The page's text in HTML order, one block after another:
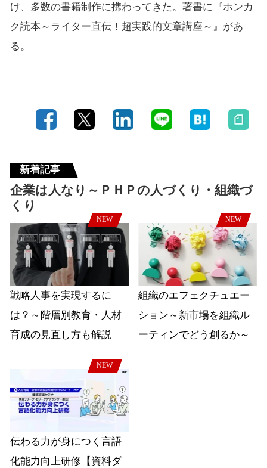
け、多数の書籍制作に携わってきた。著書に『ホンカ
ク読本～ライター直伝！超実践的文章講座～』があ
る。
新着記事
企業は人なり～ＰＨＰの人づくり・組織づ
くり
NEW
戦略人事を実現するに
は？～階層別教育・人材
育成の見直し方も解説
NEW
組織のエフェクチュエー
ション～新市場を組織ル
ーティンでどう創るか～
NEW
伝わる力が身につく言語
化能力向上研修【資料ダ